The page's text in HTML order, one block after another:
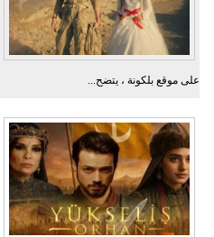
على موقع بلكونة ، يتضح...